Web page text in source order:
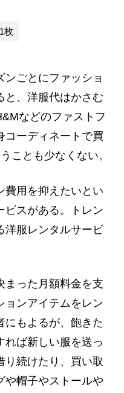
枚
ごとにファッショ
と、洋服代はかさむ
などのファストフ
コーディネートで買
ことも少なくない。
用を抑えたいとい
ビスがある。トレン
洋服レンタルサービ
った月額料金を支
ョンアイテムをレン
にもよるが、飽きた
れば新しい服を送っ
り続けたり、買い取
や帽子やストールや